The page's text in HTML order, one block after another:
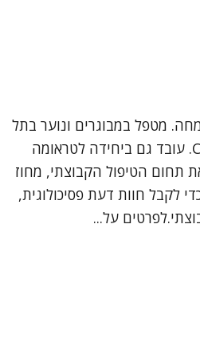
מטפל במבוגרים ונוער בתל
אביב, בגישה דינמית ו CBT. עובד גם ביחידה לטראומה
תחום הטיפול הקבוצתי, מחוז
לקבל חוות דעת פסיכולוגית,
על...